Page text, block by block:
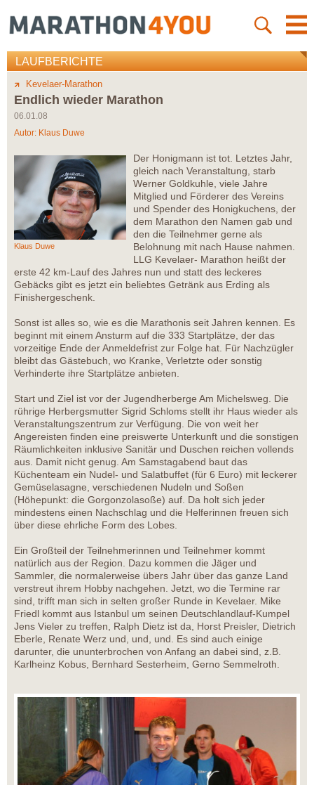
LAUFBERICHTE
Kevelaer-Marathon
Endlich wieder Marathon
06.01.08
Autor: Klaus Duwe
Klaus Duwe
Der Honigmann ist tot. Letztes Jahr,
gleich nach Veranstaltung, starb
Werner Goldkuhle, viele Jahre
Mitglied und Förderer des Vereins
und Spender des Honigkuchens, der
dem Marathon den Namen gab und
den die Teilnehmer gerne als
Belohnung mit nach Hause nahmen.
LLG Kevelaer- Marathon heißt der
erste 42 km-Lauf des Jahres nun und statt des leckeres
Gebäcks gibt es jetzt ein beliebtes Getränk aus Erding als
Finishergeschenk.
Sonst ist alles so, wie es die Marathonis seit Jahren kennen. Es
beginnt mit einem Ansturm auf die 333 Startplätze, der das
vorzeitige Ende der Anmeldefrist zur Folge hat. Für Nachzügler
bleibt das Gästebuch, wo Kranke, Verletzte oder sonstig
Verhinderte ihre Startplätze anbieten.
Start und Ziel ist vor der Jugendherberge Am Michelsweg. Die
rührige Herbergsmutter Sigrid Schloms stellt ihr Haus wieder als
Veranstaltungszentrum zur Verfügung. Die von weit her
Angereisten finden eine preiswerte Unterkunft und die sonstigen
Räumlichkeiten inklusive Sanitär und Duschen reichen vollends
aus. Damit nicht genug. Am Samstagabend baut das
Küchenteam ein Nudel- und Salatbuffet (für 6 Euro) mit leckerer
Gemüselasagne, verschiedenen Nudeln und Soßen
(Höhepunkt: die Gorgonzolasoße) auf. Da holt sich jeder
mindestens einen Nachschlag und die Helferinnen freuen sich
über diese ehrliche Form des Lobes.
Ein Großteil der Teilnehmerinnen und Teilnehmer kommt
natürlich aus der Region. Dazu kommen die Jäger und
Sammler, die normalerweise übers Jahr über das ganze Land
verstreut ihrem Hobby nachgehen. Jetzt, wo die Termine rar
sind, trifft man sich in selten großer Runde in Kevelaer. Mike
Friedl kommt aus Istanbul um seinen Deutschlandlauf-Kumpel
Jens Vieler zu treffen, Ralph Dietz ist da, Horst Preisler, Dietrich
Eberle, Renate Werz und, und, und. Es sind auch einige
darunter, die ununterbrochen von Anfang an dabei sind, z.B.
Karlheinz Kobus, Bernhard Sesterheim, Gerno Semmelroth.